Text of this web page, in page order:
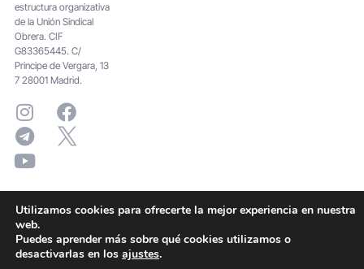
estructura organizativa
de la Unión Sindical
Obrera. CIF
G83365445. C/
Principe de Vergara, 13
7 28001 Madrid.
Utilizamos cookies para ofrecerte la mejor experiencia en nuestra
web.
Puedes aprender más sobre qué cookies utilizamos o
desactivarlas en los ajustes.